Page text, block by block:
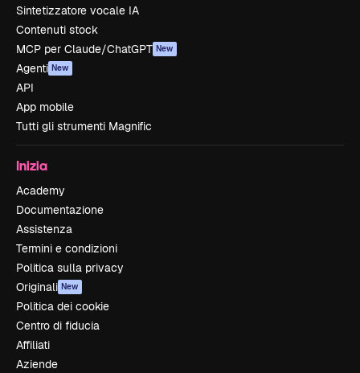
Sintetizzatore vocale IA
Contenuti stock
MCP per Claude/ChatGPT New
Agenti New
API
App mobile
Tutti gli strumenti Magnific
Inizia
Academy
Documentazione
Assistenza
Termini e condizioni
Politica sulla privacy
Originali New
Politica dei cookie
Centro di fiducia
Affiliati
Aziende